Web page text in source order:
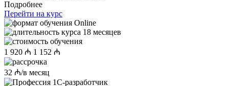
Подробнее
Перейти на курс
Online
18 месяцев
1 920 ₼ 1 152 ₼
32 ₼/в месяц